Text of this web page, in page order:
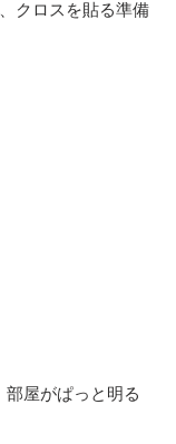
クロスを貼る準備
屋がぱっと明る